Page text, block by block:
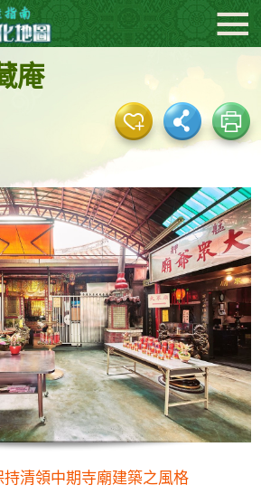
庵
清領中期寺廟建築之風格